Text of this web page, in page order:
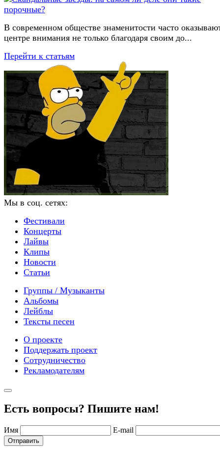
В современном обществе знаменитости часто
центре внимания не только благодаря своим до...
Перейти к статьям
Мы в соц. сетях:
Фестивали
Концерты
Лайвы
Клипы
Новости
Статьи
Группы / Музыканты
Альбомы
Лейблы
Тексты песен
О проекте
Поддержать проект
Сотрудничество
Рекламодателям
Есть вопросы? Пишите нам!
Имя E-mail